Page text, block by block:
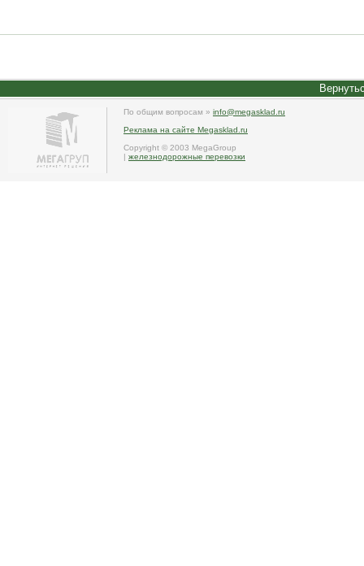
По общим вопросам » info@megasklad.ru
Реклама на сайте Megasklad.ru
Copyright © 2003 MegaGroup
| железнодорожные перевозки